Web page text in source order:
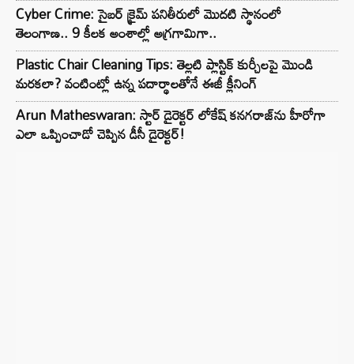
Cyber Crime: సైబర్ క్రైమ్ పనితీరులో మొదటి స్థానంలో
తెలంగాణ.. 9 కీలక అంశాల్లో అగ్రగామిగా..
Plastic Chair Cleaning Tips: తెల్లటి ప్లాస్టిక్ కుర్చీలపై మొండి
మరకలా? వంటింట్లో ఉన్న పదార్థాలతోనే ఈజీ క్లీనింగ్
Arun Matheswaran: స్టార్ డైరెక్టర్ లోకేష్ కనగరాజ్‌ను హీరోగా
ఎలా ఒప్పించాడో చెప్పిన డీసీ డైరెక్టర్!